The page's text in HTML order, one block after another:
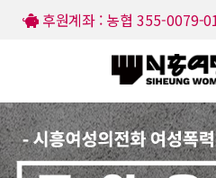
후원계좌 : 농협 355-0079-